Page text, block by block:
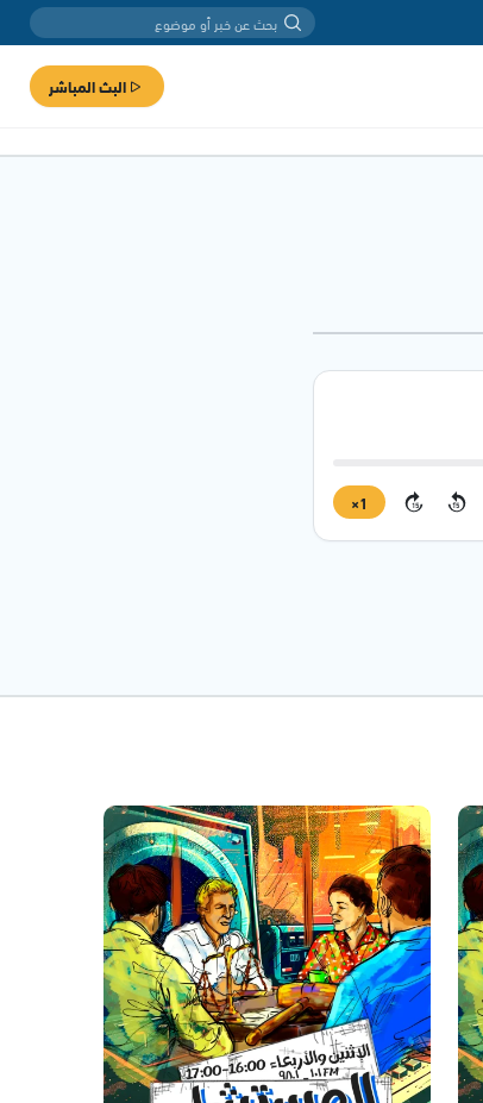
البث المباشر
15
15
1×